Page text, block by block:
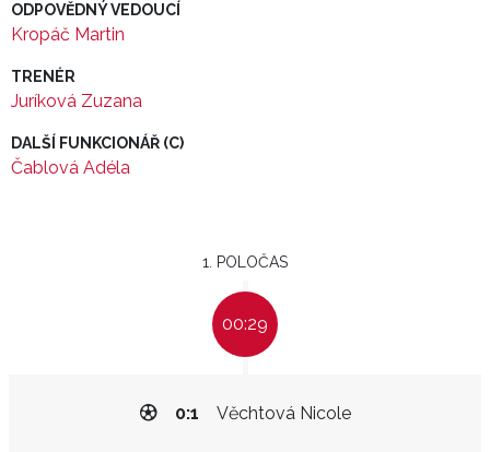
ODPOVĚDNÝ VEDOUCÍ
Kropáč Martin
TRENÉR
Juríková Zuzana
DALŠÍ FUNKCIONÁŘ (C)
Čablová Adéla
1. POLOČAS
00:29
Věchtová Nicole
0:1